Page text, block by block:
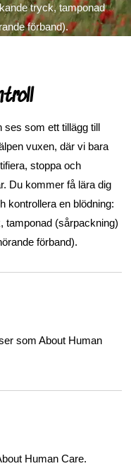
tryck, tamponad
förband).
ses som ett tillägg till
vuxen, där vi bara
stoppa och
Du kommer få lära dig
kontrollera en blödning:
tamponad (sårpackning)
förband).
som About Human
Human Care.